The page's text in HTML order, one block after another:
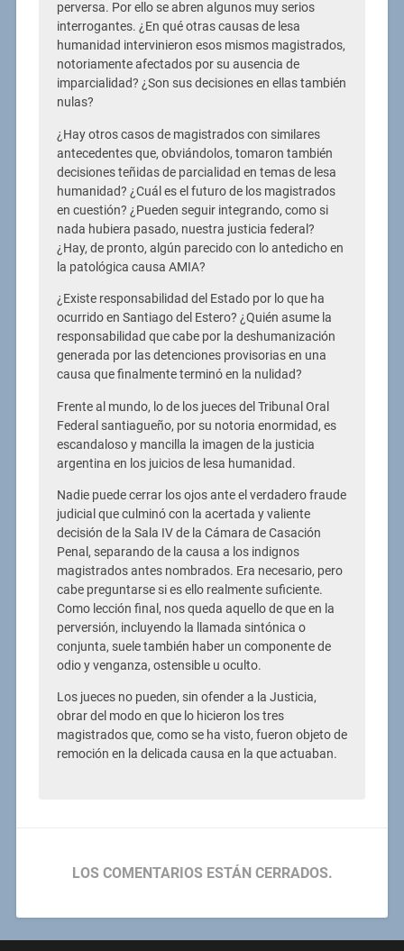
perversa. Por ello se abren algunos muy serios
interrogantes. ¿En qué otras causas de lesa
humanidad intervinieron esos mismos magistrados,
notoriamente afectados por su ausencia de
imparcialidad? ¿Son sus decisiones en ellas también
nulas?
¿Hay otros casos de magistrados con similares
antecedentes que, obviándolos, tomaron también
decisiones teñidas de parcialidad en temas de lesa
humanidad? ¿Cuál es el futuro de los magistrados
en cuestión? ¿Pueden seguir integrando, como si
nada hubiera pasado, nuestra justicia federal?
¿Hay, de pronto, algún parecido con lo antedicho en
la patológica causa AMIA?
¿Existe responsabilidad del Estado por lo que ha
ocurrido en Santiago del Estero? ¿Quién asume la
responsabilidad que cabe por la deshumanización
generada por las detenciones provisorias en una
causa que finalmente terminó en la nulidad?
Frente al mundo, lo de los jueces del Tribunal Oral
Federal santiagueño, por su notoria enormidad, es
escandaloso y mancilla la imagen de la justicia
argentina en los juicios de lesa humanidad.
Nadie puede cerrar los ojos ante el verdadero fraude
judicial que culminó con la acertada y valiente
decisión de la Sala IV de la Cámara de Casación
Penal, separando de la causa a los indignos
magistrados antes nombrados. Era necesario, pero
cabe preguntarse si es ello realmente suficiente.
Como lección final, nos queda aquello de que en la
perversión, incluyendo la llamada sintónica o
conjunta, suele también haber un componente de
odio y venganza, ostensible u oculto.
Los jueces no pueden, sin ofender a la Justicia,
obrar del modo en que lo hicieron los tres
magistrados que, como se ha visto, fueron objeto de
remoción en la delicada causa en la que actuaban.
LOS COMENTARIOS ESTÁN CERRADOS.